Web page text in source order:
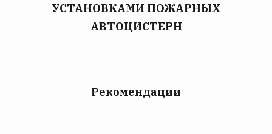
УСТАНОВКАМИ ПОЖАРНЫХ
АВТОЦИСТЕРН
Рекомендации